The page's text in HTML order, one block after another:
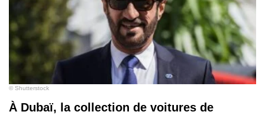
© Shutterstock
À Dubaï, la collection de voitures de